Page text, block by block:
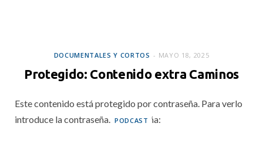
DOCUMENTALES Y CORTOS MAYO 18, 2025
Protegido: Contenido extra Caminos
Este contenido está protegido por contraseña. Para verlo
introduce la contraseña. Contraseña:
PODCAST